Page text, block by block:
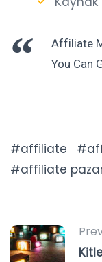
Affiliate
You Can
affiliate
affiliate